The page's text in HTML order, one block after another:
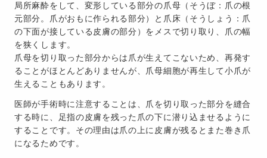
局所麻酔をして、変形している部分の爪母（そうぼ：爪の根
元部分。爪がおもに作られる部分）と爪床（そうしょう：爪
の下面が接している皮膚の部分）をメスで切り取り、爪の幅
を狭くします。
爪母を切り取った部分からは爪が生えてこないため、再発す
ることがほとんどありませんが、爪母細胞が再生して小爪が
生えることもあります。
医師が手術時に注意することは、爪を切り取った部分を縫合
する時に、足指の皮膚を残った爪の下に潜り込ませるように
することです。その理由は爪の上に皮膚が残るとまた巻き爪
になるためです。